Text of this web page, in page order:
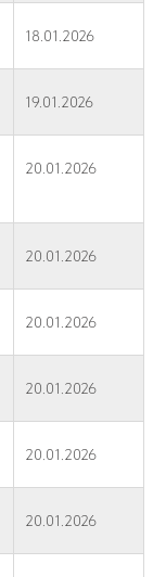
18.01.2026
19.01.2026
20.01.2026
20.01.2026
20.01.2026
20.01.2026
20.01.2026
20.01.2026